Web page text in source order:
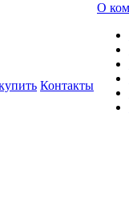
Контакты
О